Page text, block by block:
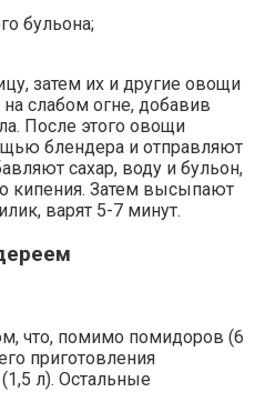
бульона;
затем их и другие овощи
слабом огне, добавив
После этого овощи
блендера и отправляют
сахар, воду и бульон,
кипения. Затем высыпают
варят 5-7 минут.
что, помимо помидоров (6
приготовления
л). Остальные